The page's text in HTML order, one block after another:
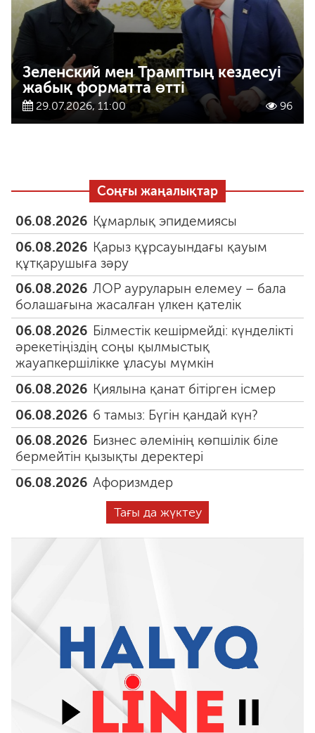
Зеленский мен Трамптың кездесуі
жабық форматта өтті
29.07.2026, 11:00 96
Соңғы жаңалықтар
06.08.2026 Құмарлық эпидемиясы
06.08.2026 Қарыз құрсауындағы қауым
құтқарушыға зәру
06.08.2026 ЛОР ауруларын елемеу – бала
болашағына жасалған үлкен қателік
06.08.2026 Білместік кешірмейді: күнделікті
әрекетіңіздің соңы қылмыстық
жауапкершілікке ұласуы мүмкін
06.08.2026 Қиялына қанат бітірген ісмер
06.08.2026 6 тамыз: Бүгін қандай күн?
06.08.2026 Бизнес әлемінің көпшілік біле
бермейтін қызықты деректері
06.08.2026 Афоризмдер
Тағы да жүктеу